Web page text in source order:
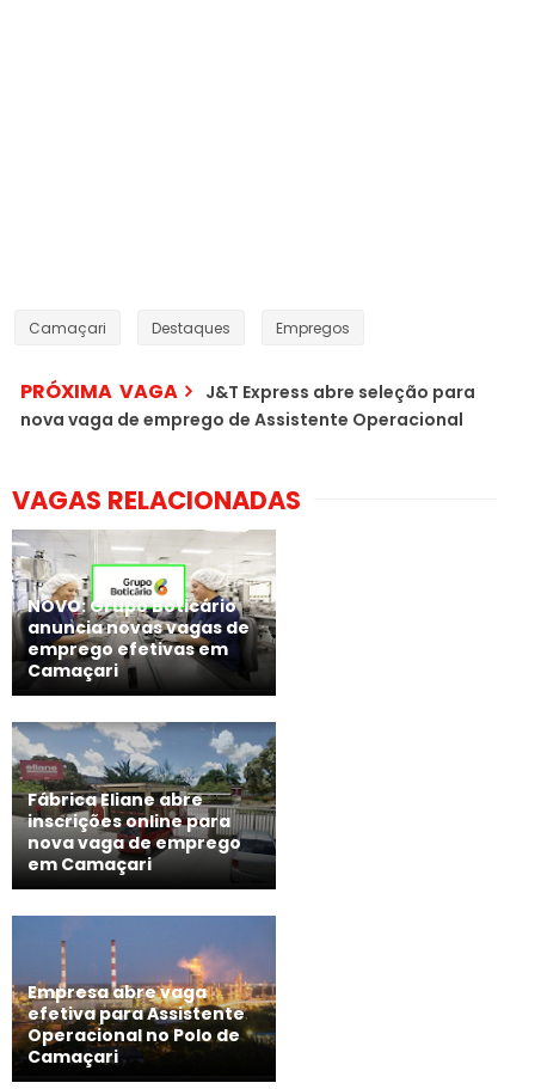
Camaçari Destaques Empregos
PRÓXIMA VAGA
J&T Express abre seleção para
nova vaga de emprego de Assistente Operacional
VAGAS RELACIONADAS
NOVO: Grupo Boticário
anuncia novas vagas de
emprego efetivas em
Camaçari
Fábrica Eliane abre
inscrições online para
nova vaga de emprego
em Camaçari
Empresa abre vaga
efetiva para Assistente
Operacional no Polo de
Camaçari